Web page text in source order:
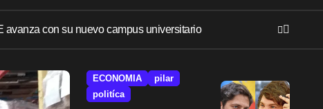
avanza con su nuevo campus universitario
politíca
ECONOMIA
pilar
politíca